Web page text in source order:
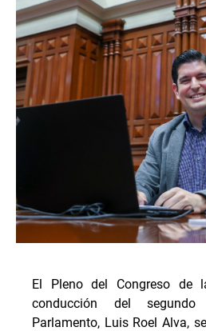
El Pleno del Congreso de
conducción del segundo
Parlamento, Luis Roel Alva,